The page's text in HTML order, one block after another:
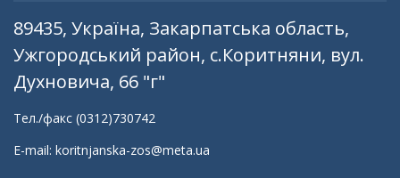
89435, Україна, Закарпатська область,
Ужгородський район, с.Коритняни, вул.
Духновича, 66 "г"
Тел./факс (0312)730742
E-mail: koritnjanska-zos@meta.ua